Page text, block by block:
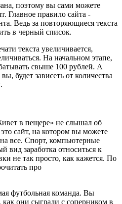
поэтому вы сами можете
Главное правило сайта -
Ведь за повторяющиеся текста
в черный список.
текста увеличивается,
На начальном этапе,
свыше 100 рублей. А
будет зависеть от количества
в пещере» не слышал об
сайт, на котором вы можете
все. Спорт, компьютерные
вид заработка относиться к
не так просто, как кажется. По
про
футбольная команда. Вы
как они сыграли с соперником в